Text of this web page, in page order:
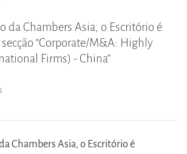
da Chambers Asia, o Escritório é
“Corporate/M&A: Highly
Firms) - China”
Chambers Asia, o Escritório é